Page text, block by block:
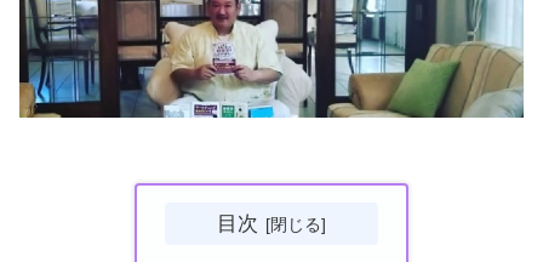
目次